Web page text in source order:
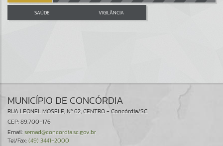
SAÚDE VIGILÂNCIA
MUNICÍPIO DE CONCÓRDIA
RUA LEONEL MOSELE, Nº 62, CENTRO - Concórdia/SC
CEP: 89.700-176
Email:semad@concordia.sc.gov.br
Tel/Fax:(49) 3441-2000